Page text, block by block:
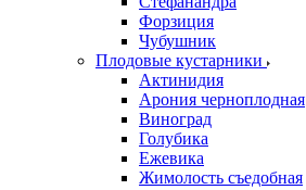
Форзиция
Чубушник
Плодовые кустарники
Актинидия
Арония черноплодная
Виноград
Голубика
Ежевика
Жимолость съедобная